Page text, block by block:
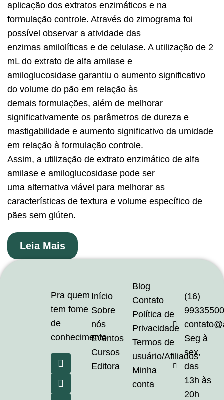
aplicação dos extratos enzimáticos e na
formulação controle. Através do zimograma foi
possível observar a atividade das
enzimas amilolíticas e de celulase. A utilização de 2
mL do extrato de alfa amilase e
amiloglucosidase garantiu o aumento significativo
do volume do pão em relação às
demais formulações, além de melhorar
significativamente os parâmetros de dureza e
mastigabilidade e aumento significativo da umidade
em relação à formulação controle.
Assim, a utilização de extrato enzimático de alfa
amilase e amiloglucosidase pode ser
uma alternativa viável para melhorar as
características de textura e volume específico de
pães sem glúten.
Leia Mais
Pra quem
tem fome
de
conhecimento
Início
Sobre
nós
Eventos
Cursos
Editora
Blog
Contato
Política de
Privacidade
Termos de
usuário/Afiliados
Minha
conta
(16)
Seg à
sex,
das
13h às
20h